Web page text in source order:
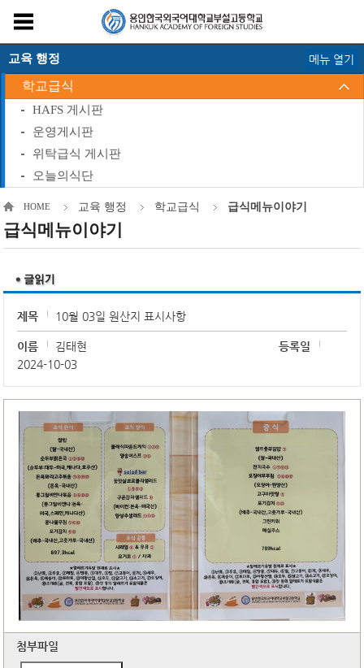
교육 행정
학교급식
HAFS 게시판
운영게시판
위탁급식 게시판
오늘의식단
메뉴 열기
HOME 교육 행정 학교급식 급식메뉴이야기
급식메뉴이야기
제목 10월 03일 원산지 표시사항
이름 김태현
등록일
2024-10-03
첨부파일